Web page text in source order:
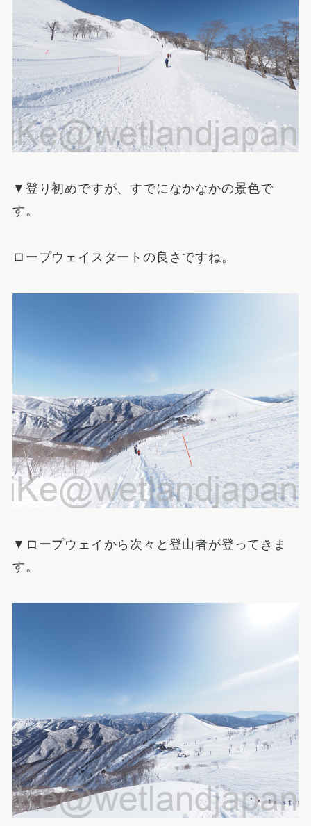
▼登り初めですが、すでになかなかの景色で
す。
ロープウェイスタートの良さですね。
▼ロープウェイから次々と登山者が登ってきま
す。